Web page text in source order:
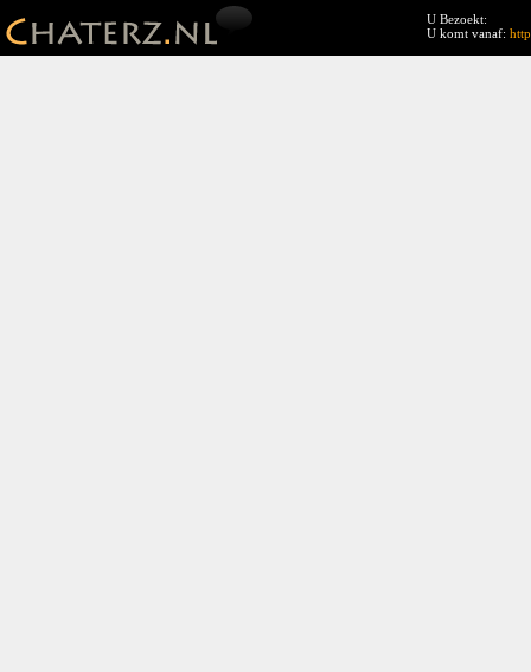
U Bezoekt:
U komt vanaf: